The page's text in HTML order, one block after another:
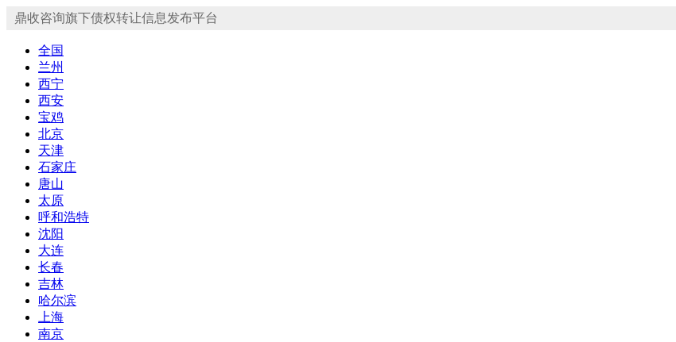
鼎收咨询旗下债权转让信息发布平台
全国
兰州
西宁
西安
宝鸡
北京
天津
石家庄
唐山
太原
呼和浩特
沈阳
大连
长春
吉林
哈尔滨
上海
南京